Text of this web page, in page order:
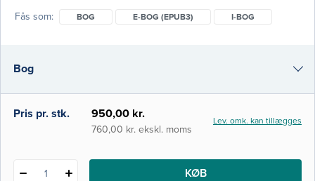
specialfarmakologi. Med 4. udgave får du:
Fås som BOG E-BOG (EPUB3) I-BOG
Bog
e-bog (epub3)
Pris pr. stk. 950,00 kr.
760,00 kr. ekskl. moms
Lev. omk. kan tillægges
1 KØB